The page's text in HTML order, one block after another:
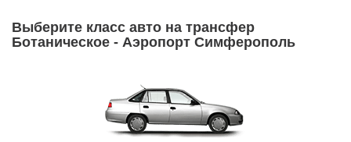
Выберите класс авто на трансфер
Ботаническое - Аэропорт Симферополь